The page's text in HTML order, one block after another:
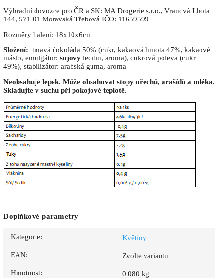
Výhradní dovozce pro ČR a SK: MA Drogerie s.r.o., Vranová Lhota
144, 571 01 Moravská Třebová IČO: 11659599
Rozměry balení: 18x10x6cm
Složení: tmavá čokoláda 50% (cukr, kakaová hmota 47%, kakaové
máslo, emulgátor: sójový lecitin, aroma), cukrová poleva (cukr
49%), stabilizátor: arabská guma, aroma.
Neobsahuje lepek. Může obsahovat stopy ořechů, arašídů a mléka.
Skladujte v suchu při pokojové teplotě.
Doplňkové parametry
Kategorie: Květiny
EAN: Zvolte variantu
Hmotnost: 0,080 kg